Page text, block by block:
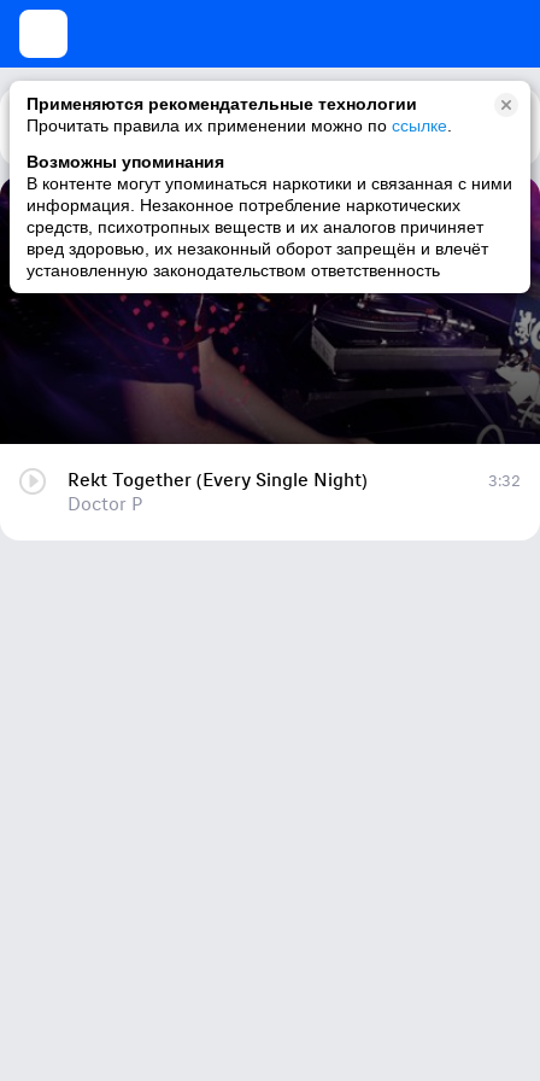
Применяются рекомендательные технологии
Прочитать правила их применении можно по ссылке
Возможны упоминания
В контенте могут упоминаться наркотики и связанная с ними
информация. Незаконное потребление наркотических
средств, психотропных веществ и их аналогов причиняет
вред здоровью, их незаконный оборот запрещён и влечёт
установленную законодательством ответственность
Каталог Рекомендации
Rekt Together (Every Single Night)
Doctor P
Rekt Together (Every Single Night)
Doctor P
3:32